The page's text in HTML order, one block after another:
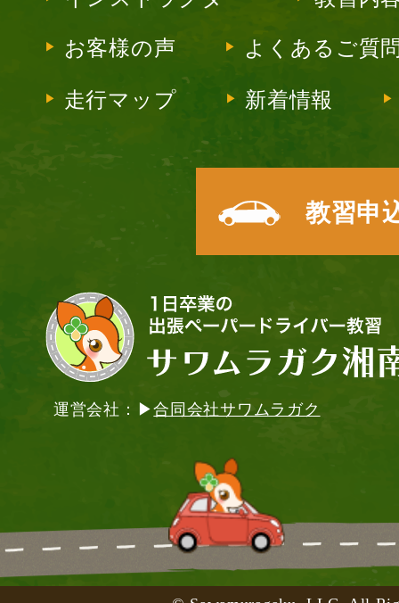
お客様の声 よくあるご質
走行マップ 新着情報
教習申
運営会社：▶合同会社サワムラガク